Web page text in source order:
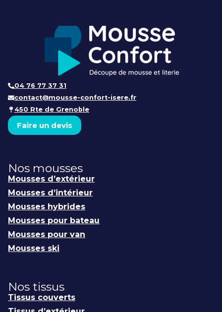
04 76 77 37 31
contact@mousse-confort-isere.fr
450 Rte de Grenoble
Faire un devis
Nos mousses
Mousses d’extérieur
Mousses d’intérieur
Mousses hybrides
Mousses pour bateau
Mousses pour van
Mousses ski
Nos tissus
Tissus couverts